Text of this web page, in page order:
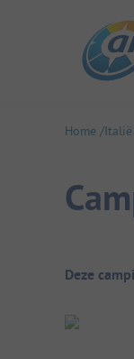
Home Italië
Deze